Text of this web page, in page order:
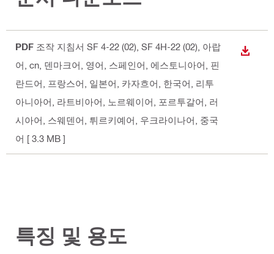
PDF 조작 지침서 SF 4-22 (02), SF 4H-22 (02) , 아랍
어, cn, 덴마크어, 영어, 스페인어, 에스토니아어, 핀
란드어, 프랑스어, 일본어, 카자흐어, 한국어, 리투
아니아어, 라트비아어, 노르웨이어, 포르투갈어, 러
시아어, 스웨덴어, 튀르키예어, 우크라이나어, 중국
어 [ 3.3 MB ]
다운로
특징 및 용도